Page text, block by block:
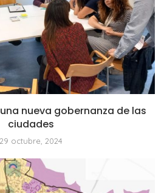
nueva gobernanza de las
ciudades
29 octubre, 2024